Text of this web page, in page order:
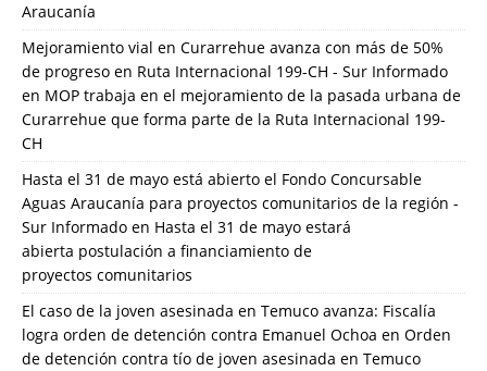
Araucanía
Mejoramiento vial en Curarrehue avanza con más de 50%
de progreso en Ruta Internacional 199-CH - Sur Informado
en MOP trabaja en el mejoramiento de la pasada urbana de
Curarrehue que forma parte de la Ruta Internacional 199-
CH
Hasta el 31 de mayo está abierto el Fondo Concursable
Aguas Araucanía para proyectos comunitarios de la región -
Sur Informado en Hasta el 31 de mayo estará
abierta postulación a financiamiento de
proyectos comunitarios
El caso de la joven asesinada en Temuco avanza: Fiscalía
logra orden de detención contra Emanuel Ochoa en Orden
de detención contra tío de joven asesinada en Temuco